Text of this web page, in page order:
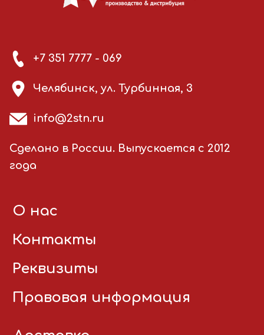
+7 351 7777 - 069
Челябинск, ул. Турбинная, 3
info@2stn.ru
Сделано в России. Выпускается с 2012
года
О нас
Контакты
Реквизиты
Правовая информация